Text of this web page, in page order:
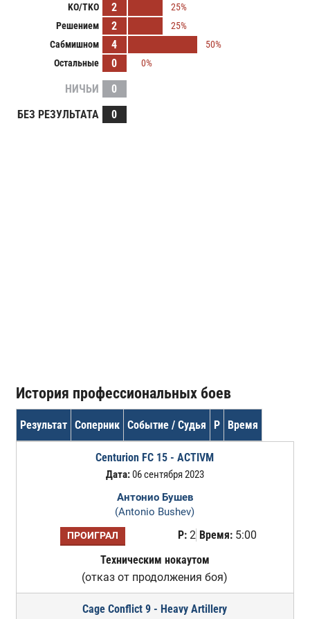
KO/TKO 2
25%
Решением
2
25%
Сабмишном
4
50%
Остальные
0 0%
НИЧЬИ
0
БЕЗ РЕЗУЛЬТАТА
0
История профессиональных боев
Результат Соперник Событие / Судья Р Время
Centurion FC 15 - ACTIVM
Дата:06 сентября 2023
Антонио Бушев
(Antonio Bushev)
ПРОИГРАЛ Р:2 Время:5:00
Техническим нокаутом
(отказ от продолжения боя)
Cage Conflict 9 - Heavy Artillery